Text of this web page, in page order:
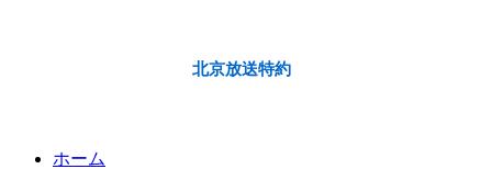
北京放送特約
ホーム